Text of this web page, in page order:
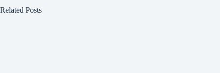
Related Posts